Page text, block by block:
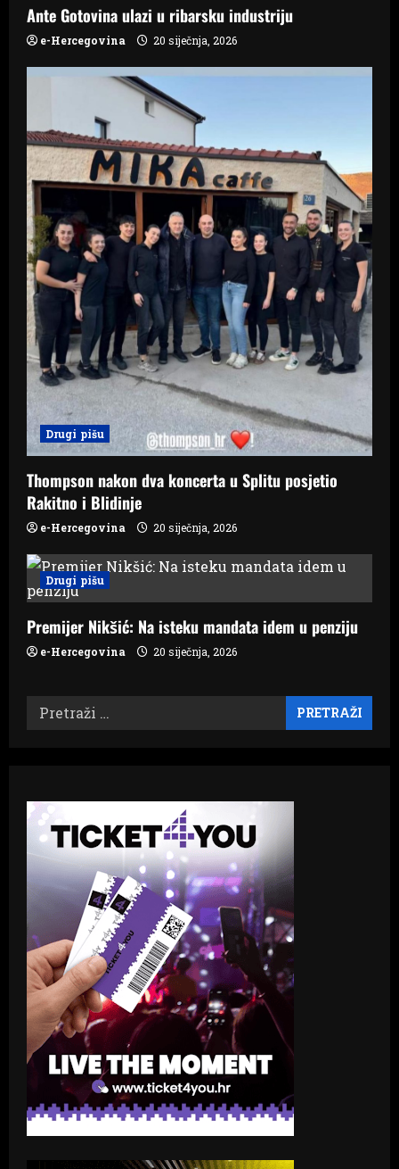
n
Ante Gotovina ulazi u ribarsku industriju
e-Hercegovina 20 siječnja, 2026
Drugi pišu
Thompson nakon dva koncerta u Splitu posjetio
Rakitno i Blidinje
e-Hercegovina 20 siječnja, 2026
Drugi pišu
Premijer Nikšić: Na isteku mandata idem u penziju
e-Hercegovina 20 siječnja, 2026
Pretraži: